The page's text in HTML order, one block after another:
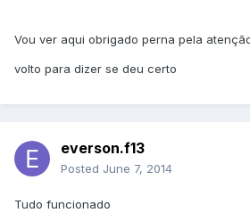
Vou ver aqui obrigado perna pela
volto para dizer se deu certo
everson.f13
Posted June 7, 2014
Tudo funcionado